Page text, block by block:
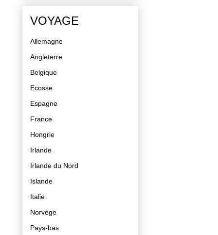
VOYAGE
Allemagne
Angleterre
Belgique
Ecosse
Espagne
France
Hongrie
Irlande
Irlande du Nord
Islande
Italie
Norvège
Pays-bas